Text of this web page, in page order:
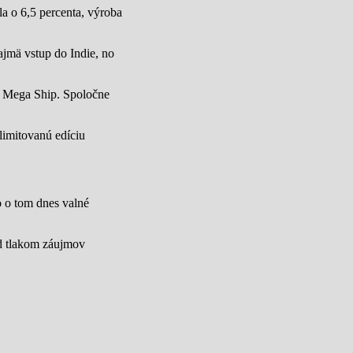
o 6,5 percenta, výroba
vstup do Indie, no
Ship. Spoločne
edíciu
tom dnes valné
tlakom záujmov